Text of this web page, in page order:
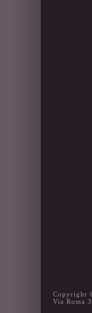
Copyright
Via Roma